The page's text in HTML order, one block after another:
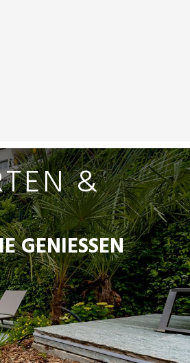
&
GENIESSEN